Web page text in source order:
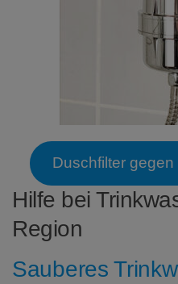
Duschfilter
Hilfe bei
Region
Sauberes